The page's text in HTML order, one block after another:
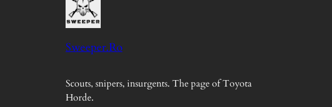
Sweeper.Ro
Scouts, snipers, insurgents. The page of Toyota
Horde.